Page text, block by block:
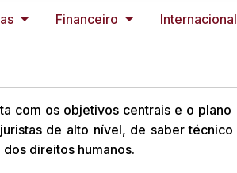
Financeiro
com os objetivos centrais e o
de alto nível, de saber
direitos humanos.